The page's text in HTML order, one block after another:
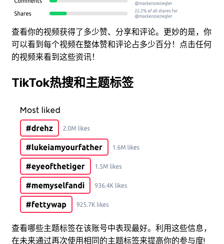
查看你的视频获得了多少赞、分享和评论。更妙的是，你
可以看到每个视频在整体赞和评论占多少百分！点击任何
的视频来看到这些资讯！
TikTok热搜和主题标签
查看哪些主题标签在该账号中表现最好。利用这些信息，
在未来通过再次使用相同的主题标签来提高你的参与度!